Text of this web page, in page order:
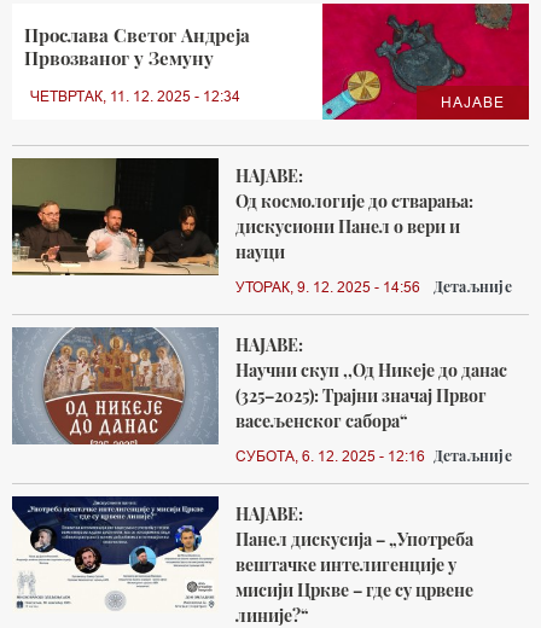
НАЈАВЕ
Прослава Светог Андреја
Првозваног у Земуну
ЧЕТВРТАК, 11. 12. 2025 - 12:34
НАЈАВЕ:
Од космологије до стварања:
дискусиони Панел о вери и
науци
УТОРАК, 9. 12. 2025 - 14:56 Детаљније
НАЈАВЕ:
Научни скуп ,,Од Никеје до данас
(325–2025): Трајни значај Првог
васељенског сабора“
СУБОТА, 6. 12. 2025 - 12:16 Детаљније
НАЈАВЕ:
Панел дискусија – „Употреба
вештачке интелигенције у
мисији Цркве – где су црвене
линије?“